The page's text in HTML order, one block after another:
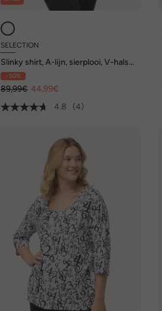
SELECTION
Slinky shirt, A-lijn, sierplooi, V-hals,
halflange mouwen
- 50%
89,99€ 44,99€
4.8
(4)